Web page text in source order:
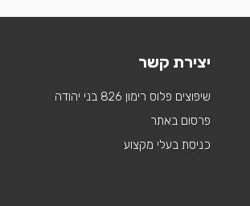
יצירת קשר
שיפוצים פלוס רימון 826 בני יהודה
פרסום באתר
כניסת בעלי מקצוע